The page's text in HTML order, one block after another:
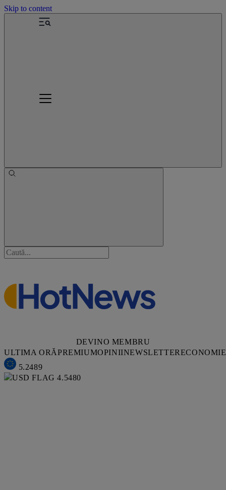
Skip to content
DEVINO MEMBRU
ULTIMA ORĂPREMIUMOPINIINEWSLETTERECONOMIE
5.2489
4.5480